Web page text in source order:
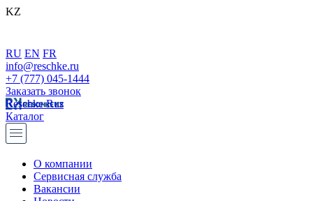
KZ
RU EN FR
info@reschke.ru
+7 (777) 045-1444
Заказать звонок
Reschke Rus
Каталог
О компании
Сервисная служба
Вакансии